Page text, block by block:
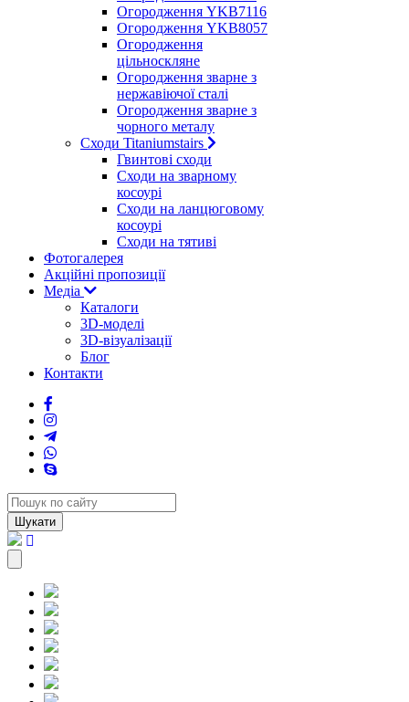
Огородження YKB7116
Огородження YKB8057
Огородження
цільноскляне
Огородження зварне з
нержавіючої сталі
Огородження зварне з
чорного металу
Сходи Titaniumstairs
Гвинтові сходи
Cходи на зварному
косоурі
Сходи на ланцюговому
косоурі
Cходи на тятиві
Фотогалерея
Акційні пропозиції
Медіа
Каталоги
3D-моделі
3D-візуалізації
Блог
Контакти
Шукати